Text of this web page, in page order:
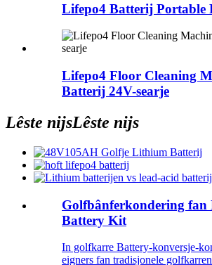
Lifepo4 Batterij Portable
Lifepo4 Floor Cleaning
Batterij 24V-searje
Lêste nijsLêste nijs
Golfbânferkondering
Battery Kit
In golfkarre Battery-konversje-
eigners fan tradisjonele